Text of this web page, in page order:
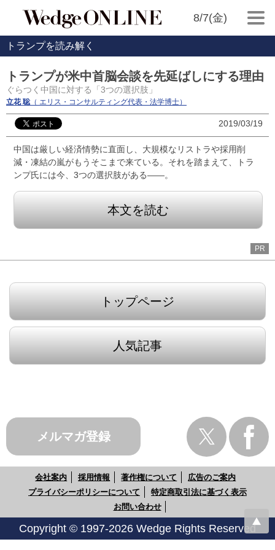
8/7(金)
トランプを読み解く
トランプが米中首脳会談を先延ばしにする理由
ぐらつく中国に対する「3つの選択肢」
立花 聡 （ エリス・コンサルティング代表・法学博士）
2019/03/19
中国は厳しい経済情勢に直面し、大規模なリストラや採用削
減・凍結の嵐がもうそこまで来ている。それを踏まえて、トラ
ンプ氏には今、3つの選択肢がある――。
本文を読む
PR
トップページ
人気記事
メルマガ登録
会社案内 採用情報 著作権について
広告のご案内
プライバシーポリシーについて
特定商取引法に基づく表示
お問い合わせ
Copyright © 1997-2026 Wedge Rights Reserved